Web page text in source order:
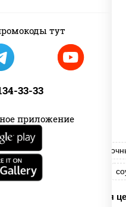
тут
33-33
приложение
рис сыр
лосось слабосоленый
Пищевая